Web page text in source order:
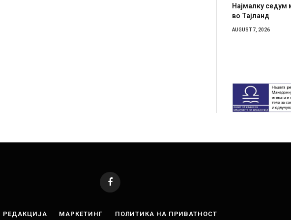
Најмалку седум мртви во
Facebook
РЕДАКЦИЈА МАРКЕТИНГ ПОЛИТИКА НА ПРИВАТНОСТ